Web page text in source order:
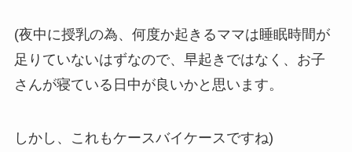
(夜中に授乳の為、何度か起きるママは睡眠時間が
足りていないはずなので、早起きではなく、お子
さんが寝ている日中が良いかと思います。
しかし、これもケースバイケースですね)